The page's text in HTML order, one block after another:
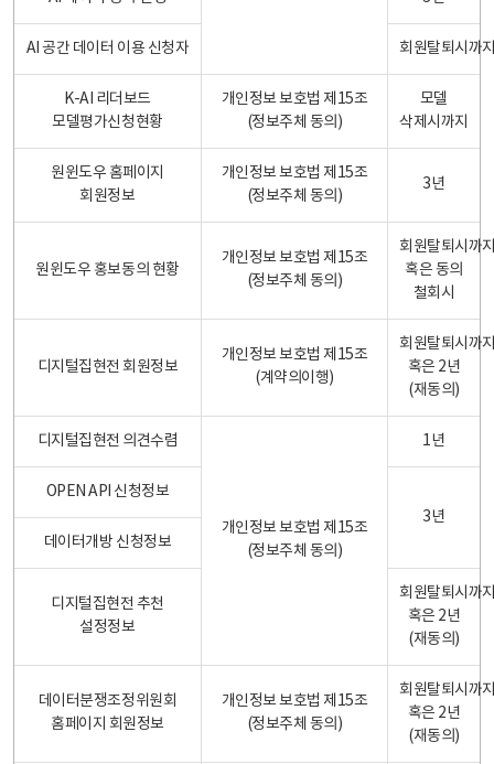
AI 공간 데이터 이용 신청자 회원탈퇴시까
K-AI 리더보드
모델평가신청현황
개인정보 보호법 제15조
(정보주체 동의)
모델
삭제시까지
원윈도우 홈페이지
회원정보
개인정보 보호법 제15조
(정보주체 동의)
3년
원윈도우 홍보동의 현황
개인정보 보호법 제15조
(정보주체 동의)
회원탈퇴시까
혹은 동의
철회시
디지털집현전 회원정보
개인정보 보호법 제15조
(계약의이행)
회원탈퇴시까
혹은 2년
(재동의)
디지털집현전 의견수렴
개인정보 보호법 제15조
(정보주체 동의)
1년
OPEN API 신청정보
3년
데이터개방 신청정보
디지털집현전 추천
설정정보
회원탈퇴시까
혹은 2년
(재동의)
데이터분쟁조정위원회
홈페이지 회원정보
개인정보 보호법 제15조
(정보주체 동의)
회원탈퇴시까
혹은 2년
(재동의)